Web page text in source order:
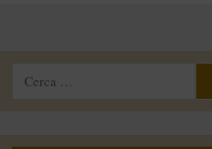
Ricerca